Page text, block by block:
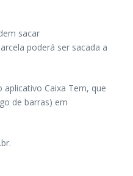
sacar
poderá ser sacada a
Caixa Tem, que
de barras) em